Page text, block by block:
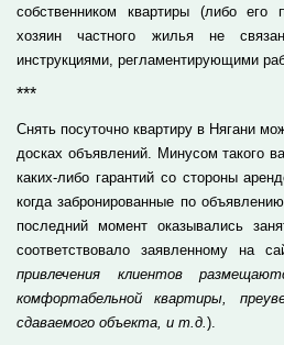
собственником квартиры (либо его
хозяин частного жилья не
инструкциями, регламентирующими
***
Снять посуточно квартиру в Нягани
досках объявлений. Минусом такого
каких-либо гарантий со стороны
когда забронированные по
последний момент оказывались
соответствовало заявленному на
привлечения клиентов
комфортабельной квартиры,
сдаваемого объекта, и т.д.).